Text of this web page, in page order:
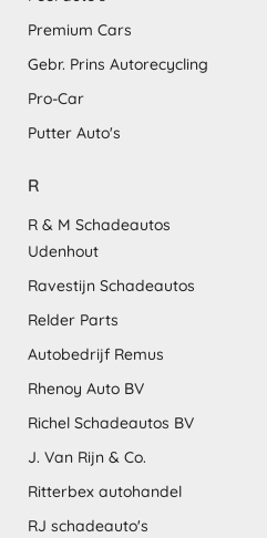
Premium Cars
Gebr. Prins Autorecycling
Pro-Car
Putter Auto's
R
R & M Schadeautos
Udenhout
Ravestijn Schadeautos
Relder Parts
Autobedrijf Remus
Rhenoy Auto BV
Richel Schadeautos BV
J. Van Rijn & Co.
Ritterbex autohandel
RJ schadeauto's